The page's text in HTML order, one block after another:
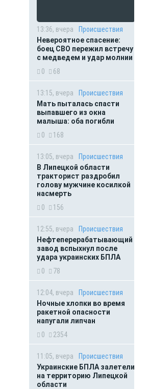
13:36, вчера
Происшествия
Невероятное спасение:
боец СВО пережил встречу
с медведем и удар молнии
0
68
13:15, вчера
Происшествия
Мать пыталась спасти
выпавшего из окна
малыша: оба погибли
0
168
13:05, вчера
Происшествия
В Липецкой области
тракторист раздробил
голову мужчине косилкой
насмерть
0
156
12:55, вчера
Происшествия
Нефтеперерабатывающий
завод вспыхнул после
удара украинских БПЛА
0
78
12:04, вчера
Происшествия
Ночные хлопки во время
ракетной опасности
напугали липчан
0
2354
11:05, вчера
Происшествия
Украинские БПЛА залетели
на территорию Липецкой
области